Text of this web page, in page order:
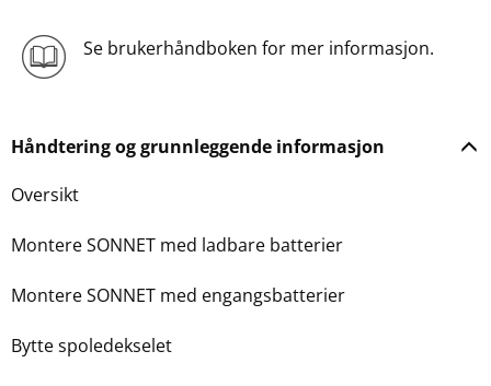
Se brukerhåndboken for mer informasjon.
Håndtering og grunnleggende informasjon
Oversikt
Montere SONNET med ladbare batterier
Montere SONNET med engangsbatterier
Bytte spoledekselet